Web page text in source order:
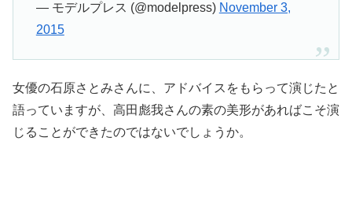
— モデルプレス (@modelpress) November 3,
2015
女優の石原さとみさんに、アドバイスをもらって演じたと
語っていますが、高田彪我さんの素の美形があればこそ演
じることができたのではないでしょうか。